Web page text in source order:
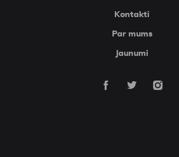
Kontakti
Par mums
Jaunumi